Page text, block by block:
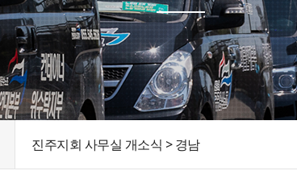
진주지회 사무실 개소식 > 경남